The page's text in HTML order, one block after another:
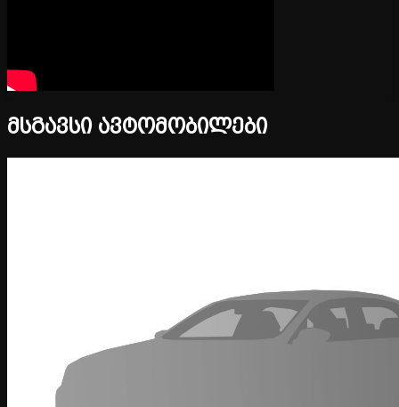
მსგავსი ავტომობილები